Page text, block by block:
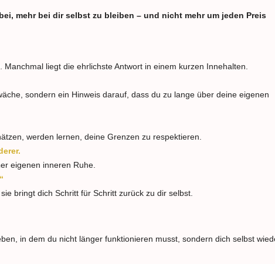
mehr bei dir selbst zu bleiben – und nicht mehr um jeden Preis
liegt die ehrlichste Antwort in einem kurzen Innehalten.
sondern ein Hinweis darauf, dass du zu lange über deine eigenen
werden lernen, deine Grenzen zu respektieren.
eigenen inneren Ruhe.
bringt dich Schritt für Schritt zurück zu dir selbst.
in dem du nicht länger funktionieren musst, sondern dich selbst